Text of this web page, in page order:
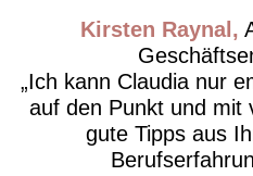
Kirsten Raynal
Ich kann Claudia nur
auf den Punkt und mit
gute Tipps aus